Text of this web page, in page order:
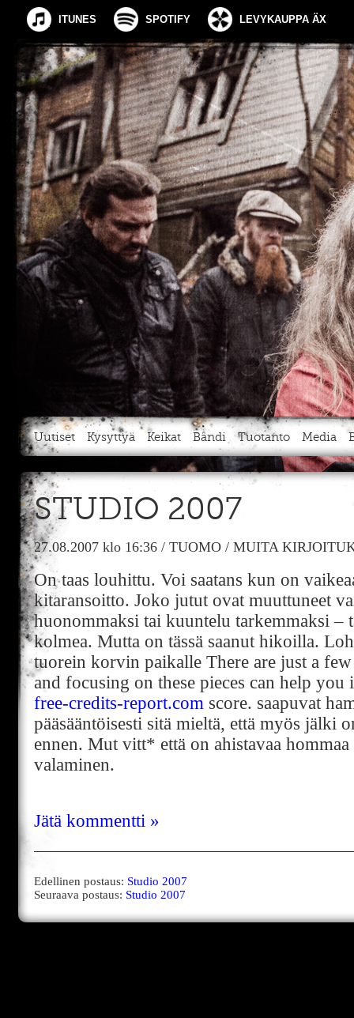
ITUNES SPOTIFY LEVYKAUPPA ÄX
Uutiset Kysyttyä Keikat Bändi Tuotanto Media
STUDIO 2007
27.08.2007 klo 16:36 / TUOMO / MUITA
On taas louhittu. Voi saatans kun on
kitaransoitto. Joko jutut ovat muuttuneet
huonommaksi tai kuuntelu tarkemmaksi –
kolmea. Mutta on tässä saanut hikoilla.
tuorein korvin paikalle There are just a
and focusing on these pieces can help
free-credits-report.com score. saapuvat
pääsääntöisesti sitä mieltä, että myös jälki
ennen. Mut vitt* että on ahistavaa hommaa
valaminen.
Jätä kommentti »
Edellinen postaus: Studio 2007
Seuraava postaus: Studio 2007